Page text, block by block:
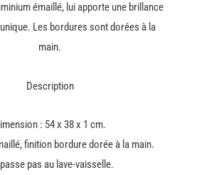
émaillé, lui apporte une brillance
Les bordures sont dorées à la
main.
Description
: 54 x 38 x 1 cm.
finition bordure dorée à la main.
pas au lave-vaisselle.